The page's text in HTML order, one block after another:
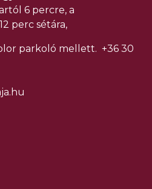
6 percre, a
perc sétára,
parkoló mellett. +36 30